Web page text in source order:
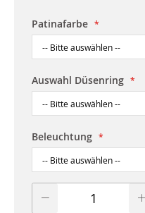
Patinafarbe
Auswahl Düsenring
Beleuchtung